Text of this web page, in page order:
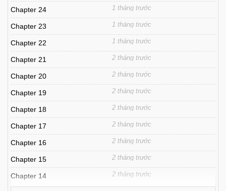
Chapter 24 1 tháng trước
Chapter 23 1 tháng trước
Chapter 22 1 tháng trước
Chapter 21 2 tháng trước
Chapter 20 2 tháng trước
Chapter 19 2 tháng trước
Chapter 18 2 tháng trước
Chapter 17 2 tháng trước
Chapter 16 2 tháng trước
Chapter 15 2 tháng trước
Chapter 14 2 tháng trước